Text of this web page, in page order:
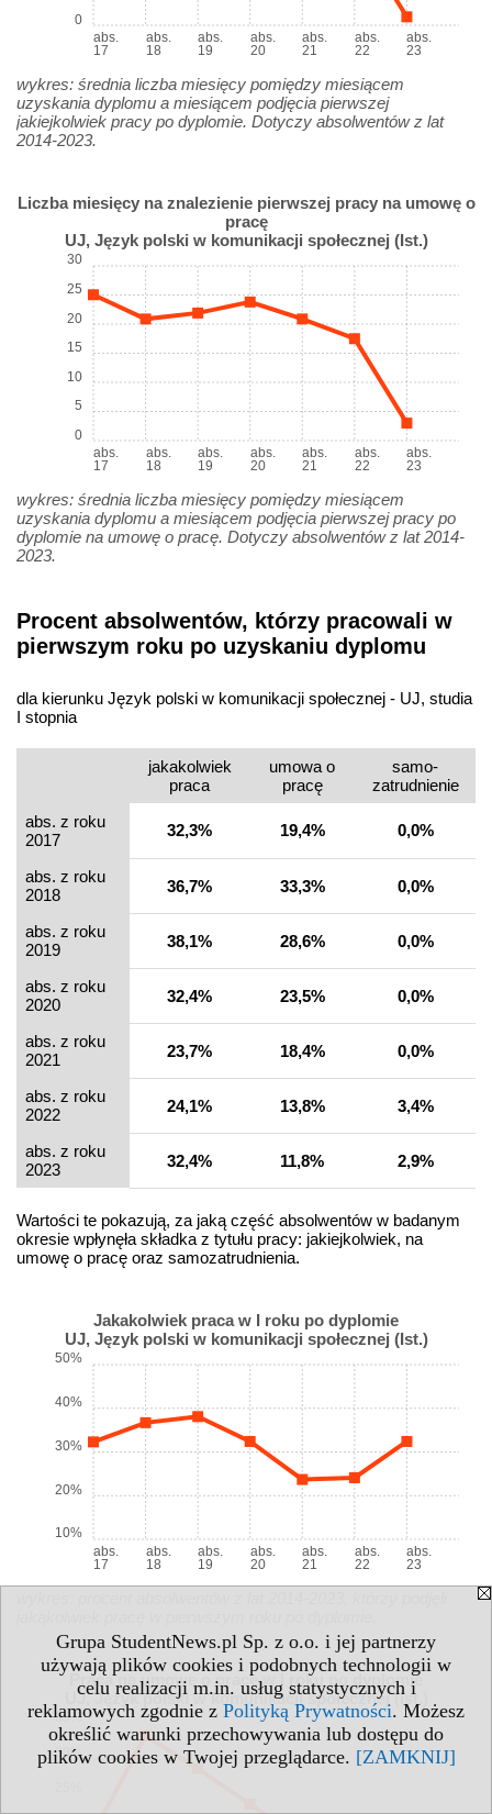
Grupa StudentNews.pl Sp. z o.o. i jej partnerzy
używają plików cookies i podobnych technologii w
celu realizacji m.in. usług statystycznych i
reklamowych zgodnie z Polityką Prywatności. Możesz
określić warunki przechowywania lub dostępu do
plików cookies w Twojej przeglądarce. [ZAMKNIJ]
abs.
17
abs.
18
abs.
19
abs.
20
abs.
21
abs.
22
abs.
23
0
wykres: średnia liczba miesięcy pomiędzy miesiącem
uzyskania dyplomu a miesiącem podjęcia pierwszej
jakiejkolwiek pracy po dyplomie. Dotyczy absolwentów z lat
2014-2023.
Liczba miesięcy na znalezienie pierwszej pracy na umowę o
pracę
UJ, Język polski w komunikacji społecznej (Ist.)
abs.
17
abs.
18
abs.
19
abs.
20
abs.
21
abs.
22
abs.
23
0
5
10
15
20
25
30
wykres: średnia liczba miesięcy pomiędzy miesiącem
uzyskania dyplomu a miesiącem podjęcia pierwszej pracy po
dyplomie na umowę o pracę. Dotyczy absolwentów z lat 2014-
2023.
Procent absolwentów, którzy pracowali w
pierwszym roku po uzyskaniu dyplomu
dla kierunku Język polski w komunikacji społecznej - UJ, studia
I stopnia
jakakolwiek
praca
umowa o
pracę
samo­
zatrudnienie
abs. z roku
2017
32,3% 19,4% 0,0%
abs. z roku
2018
36,7% 33,3% 0,0%
abs. z roku
2019
38,1% 28,6% 0,0%
abs. z roku
2020
32,4% 23,5% 0,0%
abs. z roku
2021
23,7% 18,4% 0,0%
abs. z roku
2022
24,1% 13,8% 3,4%
abs. z roku
2023
32,4% 11,8% 2,9%
Wartości te pokazują, za jaką część absolwentów w badanym
okresie wpłynęła składka z tytułu pracy: jakiejkolwiek, na
umowę o pracę oraz samozatrudnienia.
Jakakolwiek praca w I roku po dyplomie
UJ, Język polski w komunikacji społecznej (Ist.)
abs.
17
abs.
18
abs.
19
abs.
20
abs.
21
abs.
22
abs.
23
10%
20%
30%
40%
50%
Praca na umowę o pracę w I roku po dyplomie
UJ, Język polski w komunikacji społecznej (Ist.)
30%
35%